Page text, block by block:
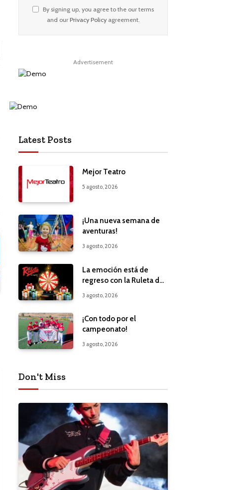
By signing up, you agree to the our terms
and our Privacy Policyagreement.
Advertisement
Latest Posts
Mejor Teatro
5 agosto, 2026
¡Una nueva semana de
aventuras!
3 agosto, 2026
La emoción está de
regreso con la Ruleta de
3 agosto, 2026
¡Con todo por el
campeonato!
3 agosto, 2026
Don't Miss